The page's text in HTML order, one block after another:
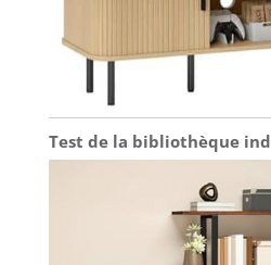
Test de la bibliothèque